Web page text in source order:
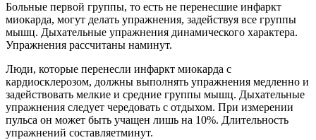
Больные первой группы, то есть не перенесшие инфаркт
миокарда, могут делать упражнения, задействуя все группы
мышц. Дыхательные упражнения динамического характера.
Упражнения рассчитаны наминут.
Люди, которые перенесли инфаркт миокарда с
кардиосклерозом, должны выполнять упражнения медленно и
задействовать мелкие и средние группы мышц. Дыхательные
упражнения следует чередовать с отдыхом. При измерении
пульса он может быть учащен лишь на 10%. Длительность
упражнений составляетминут.